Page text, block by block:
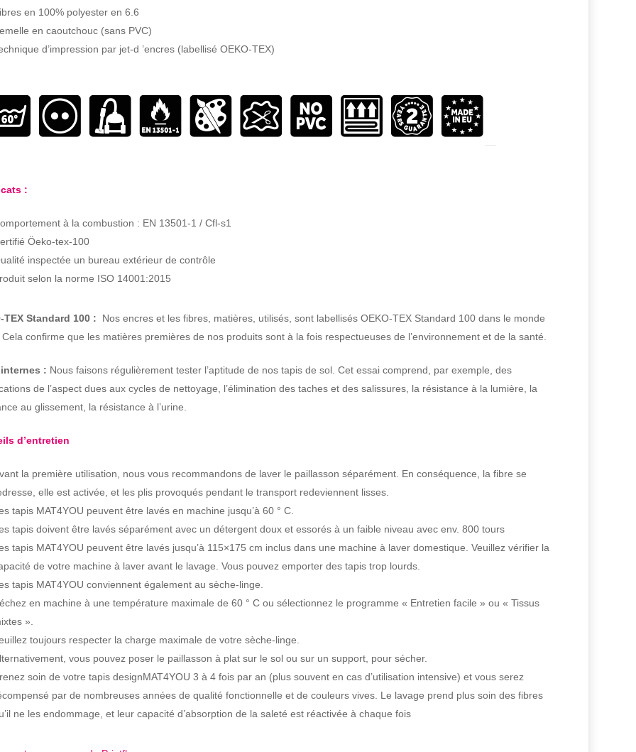
en 100% polyester en 6.6
en caoutchouc (sans PVC)
d’impression par jet-d ’encres (labellisé OEKO-TEX)
:
à la combustion : EN 13501-1 / Cfl-s1
Öeko-tex-100
inspectée un bureau extérieur de contrôle
selon la norme ISO 14001:2015
TEX Standard 100 : Nos encres et les fibres, matières, utilisés, sont labellisés OEKO-TEX Standard 100 dans le monde
Cela confirme que les matières premières de nos produits sont à la fois respectueuses de l’environnement et de la santé.
: Nous faisons régulièrement tester l’aptitude de nos tapis de sol. Cet essai comprend, par exemple, des
de l’aspect dues aux cycles de nettoyage, l’élimination des taches et des salissures, la résistance à la lumière, la
au glissement, la résistance à l’urine.
d’entretien
la première utilisation, nous vous recommandons de laver le paillasson séparément. En conséquence, la fibre se
elle est activée, et les plis provoqués pendant le transport redeviennent lisses.
tapis MAT4YOU peuvent être lavés en machine jusqu’à 60 ° C.
tapis doivent être lavés séparément avec un détergent doux et essorés à un faible niveau avec env. 800 tours
tapis MAT4YOU peuvent être lavés jusqu’à 115×175 cm inclus dans une machine à laver domestique. Veuillez vérifier la
de votre machine à laver avant le lavage. Vous pouvez emporter des tapis trop lourds.
tapis MAT4YOU conviennent également au sèche-linge.
en machine à une température maximale de 60 ° C ou sélectionnez le programme « Entretien facile » ou « Tissus
».
toujours respecter la charge maximale de votre sèche-linge.
vous pouvez poser le paillasson à plat sur le sol ou sur un support, pour sécher.
soin de votre tapis designMAT4YOU 3 à 4 fois par an (plus souvent en cas d’utilisation intensive) et vous serez
par de nombreuses années de qualité fonctionnelle et de couleurs vives. Le lavage prend plus soin des fibres
ne les endommage, et leur capacité d’absorption de la saleté est réactivée à chaque fois